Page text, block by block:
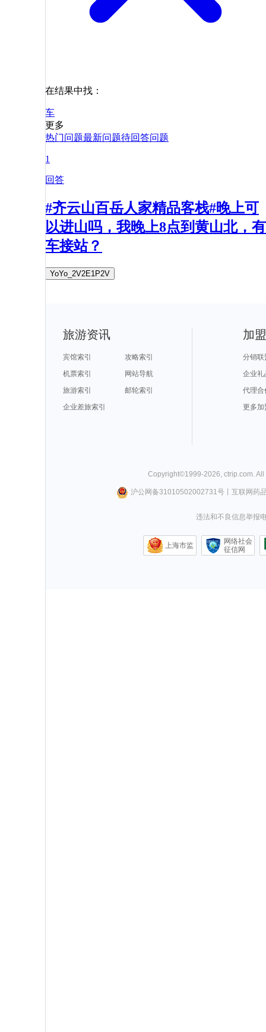
在结果中找：
车
更多
热门问题最新问题待回答问题
1
回答
#齐云山百岳人家精品客栈#晚上可
以进山吗，我晚上8点到黄山北，有
车接站？
YoYo_2V2E1P2V
旅游资讯
宾馆索引
攻略索引
机票索引
网站导航
旅游索引
邮轮索引
企业差旅索引
加
分销联
企业礼
代理合
更多加
Copyright©1999-2026 ctrip.com .
沪公网备31010502002731号丨 互联网药
违法和不良信息举报
上海市监
网络社会
征信网